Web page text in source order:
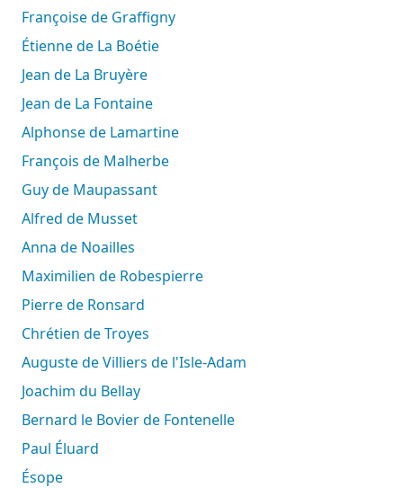
Françoise de Graffigny
Étienne de La Boétie
Jean de La Bruyère
Jean de La Fontaine
Alphonse de Lamartine
François de Malherbe
Guy de Maupassant
Alfred de Musset
Anna de Noailles
Maximilien de Robespierre
Pierre de Ronsard
Chrétien de Troyes
Auguste de Villiers de l'Isle-Adam
Joachim du Bellay
Bernard le Bovier de Fontenelle
Paul Éluard
Ésope